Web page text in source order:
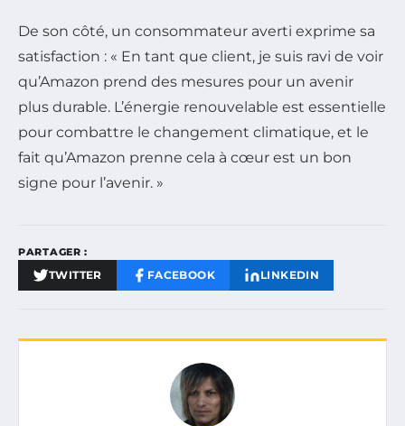
De son côté, un consommateur averti exprime sa
satisfaction : « En tant que client, je suis ravi de voir
qu’Amazon prend des mesures pour un avenir
plus durable. L’énergie renouvelable est essentielle
pour combattre le changement climatique, et le
fait qu’Amazon prenne cela à cœur est un bon
signe pour l’avenir. »
PARTAGER :
TWITTER FACEBOOK LINKEDIN